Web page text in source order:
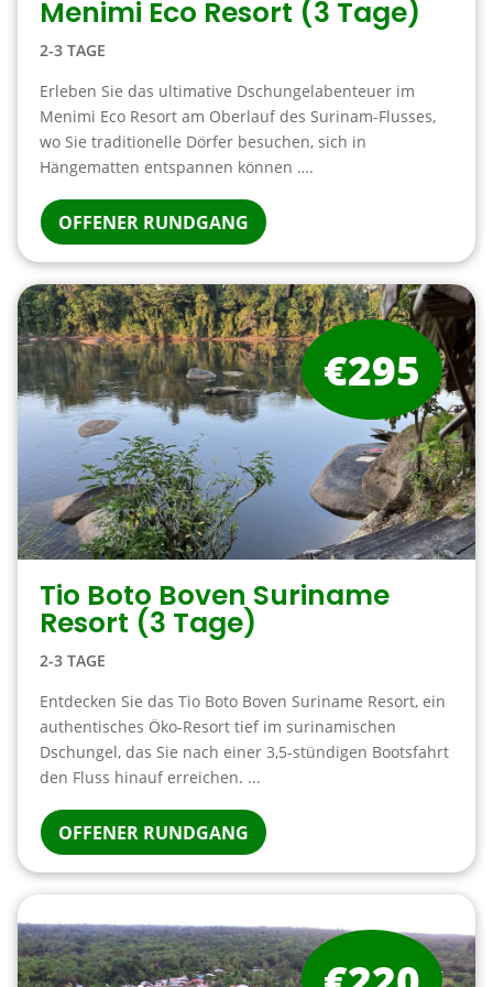
Menimi Eco Resort (3 Tage)
2-3 TAGE
Erleben Sie das ultimative Dschungelabenteuer im
Menimi Eco Resort am Oberlauf des Surinam-Flusses,
wo Sie traditionelle Dörfer besuchen, sich in
Hängematten entspannen können ….
OFFENER RUNDGANG
Tio Boto Boven Suriname
Resort (3 Tage)
2-3 TAGE
Entdecken Sie das Tio Boto Boven Suriname Resort, ein
authentisches Öko-Resort tief im surinamischen
Dschungel, das Sie nach einer 3,5-stündigen Bootsfahrt
den Fluss hinauf erreichen. ...
OFFENER RUNDGANG
€295